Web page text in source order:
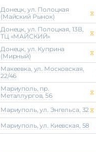
Донецк, ул. Полоцкая
(Майский Рынок)
⧖
Донецк, ул. Полоцкая, 13В,
ТЦ «МАЙСКИЙ»
⧖
Донецк, ул. Куприна
(Мирный)
⧖
Макеeвка, ул. Московская,
22/46
Мариуполь, пр.
Металлургов, 56
⧖
Мариуполь, ул. Энгельса, 32 ⧖
Мариуполь, ул. Киевская, 58